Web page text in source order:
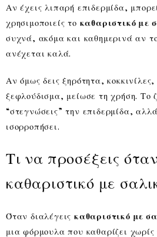
Αν έχεις λιπαρή επιδερμίδα,
χρησιμοποιείς το καθαριστικό με
συχνά, ακόμα και καθημερινά αν
ανέχεται καλά.
Αν όμως δεις ξηρότητα, κοκκινίλες,
ξεφλούδισμα, μείωσε τη χρήση. Το
“στεγνώσεις” την επιδερμίδα,
ισορροπήσει.
Τι να προσέξεις
καθαριστικό με
Όταν διαλέγεις καθαριστικό με
μια φόρμουλα που καθαρίζει